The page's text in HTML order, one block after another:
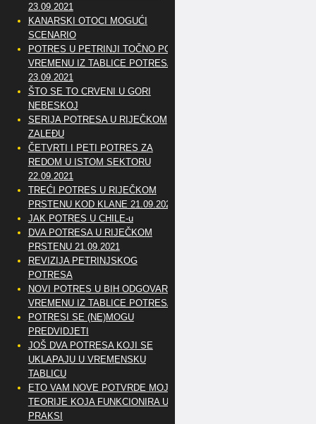
23.09.2021
KANARSKI OTOCI MOGUĆI
SCENARIO
POTRES U PETRINJI TOČNO PO
VREMENU IZ TABLICE POTRESA
23.09.2021
ŠTO SE TO CRVENI U GORI
NEBESKOJ
SERIJA POTRESA U RIJEČKOM
ZALEĐU
ČETVRTI I PETI POTRES ZA
REDOM U ISTOM SEKTORU
22.09.2021
TREĆI POTRES U RIJEČKOM
PRSTENU KOD KLANE 21.09.2021
JAK POTRES U CHILE-u
DVA POTRESA U RIJEČKOM
PRSTENU 21.09.2021
REVIZIJA PETRINJSKOG
POTRESA
NOVI POTRES U BIH ODGOVARA
VREMENU IZ TABLICE POTRESA
POTRESI SE (NE)MOGU
PREDVIDJETI
JOŠ DVA POTRESA KOJI SE
UKLAPAJU U VREMENSKU
TABLICU
ETO VAM NOVE POTVRDE MOJE
TEORIJE KOJA FUNKCIONIRA U
PRAKSI